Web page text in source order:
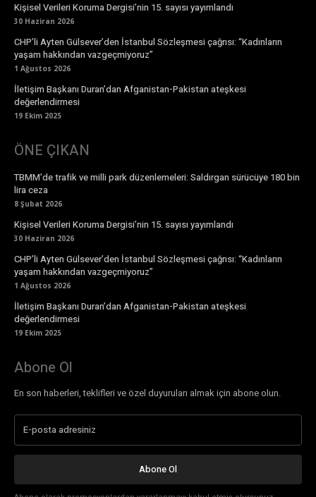
Kişisel Verileri Koruma Dergisi’nin 15. sayısı yayımlandı
30 Haziran 2026
CHP’li Ayten Gülsever’den İstanbul Sözleşmesi çağrısı: “Kadınların
yaşam hakkından vazgeçmiyoruz”
1 Ağustos 2026
İletişim Başkanı Duran’dan Afganistan-Pakistan ateşkesi
değerlendirmesi
19 Ekim 2025
ÖNE ÇIKAN
TBMM’de trafik ve milli park düzenlemeleri: Saldırgan sürücüye 180 bin
lira ceza
8 Şubat 2026
Kişisel Verileri Koruma Dergisi’nin 15. sayısı yayımlandı
30 Haziran 2026
CHP’li Ayten Gülsever’den İstanbul Sözleşmesi çağrısı: “Kadınların
yaşam hakkından vazgeçmiyoruz”
1 Ağustos 2026
İletişim Başkanı Duran’dan Afganistan-Pakistan ateşkesi
değerlendirmesi
19 Ekim 2025
Abone Ol
En son haberleri, teklifleri ve özel duyuruları almak için abone olun.
Abone Ol